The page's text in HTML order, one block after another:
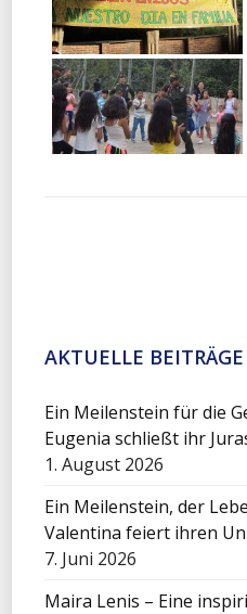
AKTUELLE BEITRÄGE
Ein Meilenstein für die
Eugenia schließt ihr
1. August 2026
Ein Meilenstein, der
Valentina feiert ihren
7. Juni 2026
Maira Lenis – Eine